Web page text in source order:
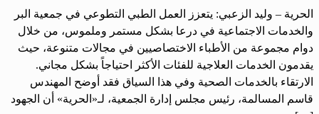
الحرية – وليد الزعبي: يتعزز العمل الطبي التطوعي في جمعية البر
والخدمات الاجتماعية في درعا بشكل مستمر وملموس، من خلال
دوام مجموعة من الأطباء الاختصاصيين في مجالات متنوعة، حيث
يقدمون الخدمات العلاجية للفئات الأكثر احتياجاً بشكل مجاني.
الارتقاء بالخدمات الصحية وفي هذا السياق فقد أوضح المهندس
قاسم المسالمة، رئيس مجلس إدارة الجمعية، لـ«الحرية» أن الجهود